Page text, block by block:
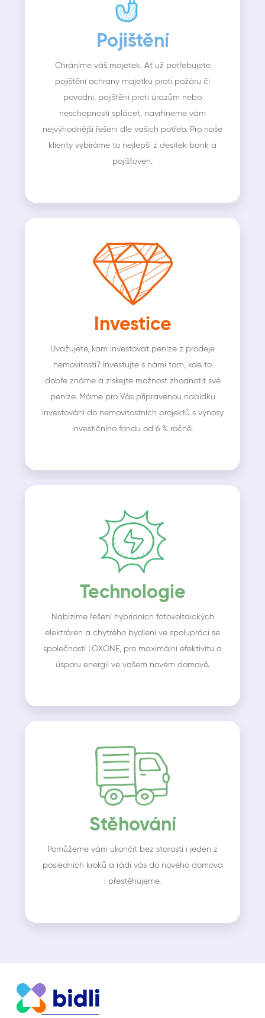
Pojištění
Chráníme váš majetek. Ať už potřebujete
pojištění ochrany majetku proti požáru či
povodni, pojištění proti úrazům nebo
neschopnosti splácet, navrhneme vám
nejvýhodnější řešení dle vašich potřeb. Pro naše
klienty vybíráme to nejlepší z desítek bank a
pojišťoven.
Investice
Uvažujete, kam investovat peníze z prodeje
nemovitosti? Investujte s námi tam, kde to
dobře známe a získejte možnost zhodnotit své
peníze. Máme pro Vás připravenou nabídku
investování do nemovitostních projektů s výnosy
investičního fondu od 6 % ročně.
Technologie
Nabízíme řešení hybridních fotovoltaických
elektráren a chytrého bydlení ve spolupráci se
společností LOXONE, pro maximální efektivitu a
úsporu energií ve vašem novém domově.
Stěhování
Pomůžeme vám ukončit bez starostí i jeden z
posledních kroků a rádi vás do nového domova
i přestěhujeme.